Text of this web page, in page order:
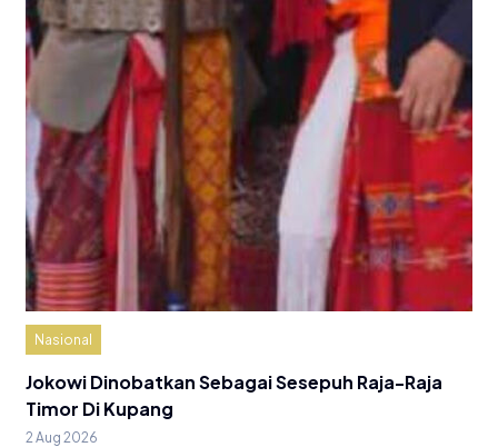
Nasional
Jokowi Dinobatkan Sebagai Sesepuh Raja-Raja
Timor Di Kupang
2 Aug 2026